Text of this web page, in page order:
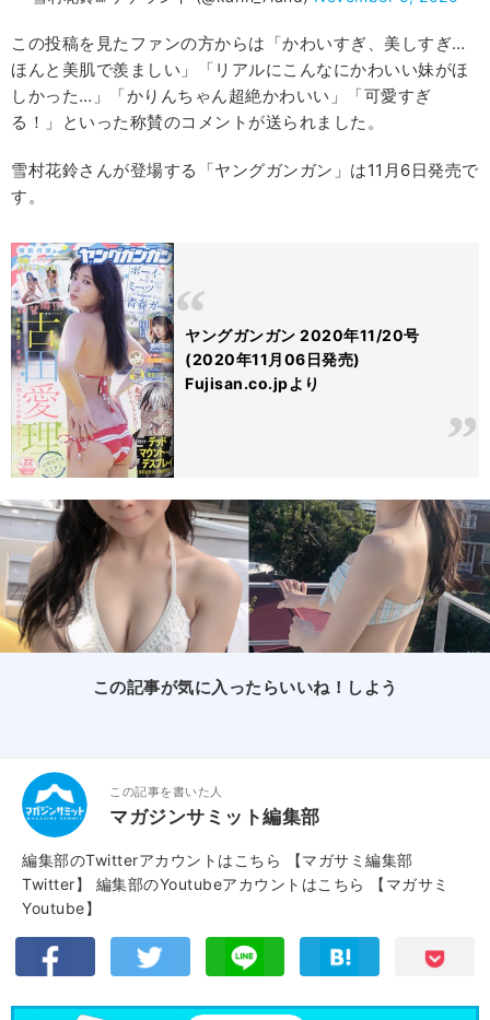
この投稿を見たファンの方からは「かわいすぎ、美しすぎ…
ほんと美肌で羨ましい」「リアルにこんなにかわいい妹がほ
しかった…」「かりんちゃん超絶かわいい」「可愛すぎ
る！」といった称賛のコメントが送られました。
雪村花鈴さんが登場する「ヤングガンガン」は11月6日発売で
す。
ヤングガンガン 2020年11/20号
(2020年11月06日発売)
Fujisan.co.jpより
この記事が気に入ったらいいね！しよう
この記事を書いた人
マガジンサミット編集部
編集部のTwitterアカウントはこちら
【マガサミ編集部
Twitter】
編集部のYoutubeアカウントはこちら
【マガサミ
Youtube】